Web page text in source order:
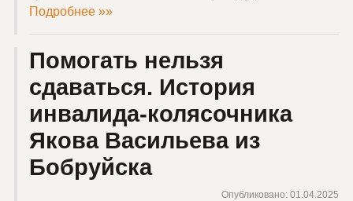
Подробнее »»
Помогать нельзя
сдаваться. История
инвалида-колясочника
Якова Васильева из
Бобруйска
Опубликовано: 01.04.2025